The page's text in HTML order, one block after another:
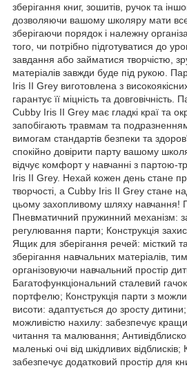
зберігання книг, зошитів, ручок та
дозволяючи вашому школяру мати
зберігаючи порядок і належну
того, чи потрібно підготуватися до
завдання або займатися творчістю,
матеріалів завжди буде під рукою.
Iris II Grey виготовлена з
гарантує її міцність та
Cubby Iris II Grey має гладкі краї та
запобігають травмам та
вимогам стандартів безпеки та
спокійно довірити парту вашому
відчує комфорт у навчанні з
Iris II Grey. Нехай кожен день стане
творчості, а Cubby Iris II Grey стане
цьому захопливому шляху навчання!
Пневматичний пружинний механізм:
регулювання парти; Конструкція
Ящик для зберігання речей: місткий
зберігання навчальних матеріалів,
організовуючи навчальний простір
Багатофункціональний сталевий
портфелю; Конструкція парти з
висоти: адаптується до зросту
можливістю нахилу: забезпечує
читання та малювання;
маленькі очі від шкідливих
забезпечує додатковий простір для